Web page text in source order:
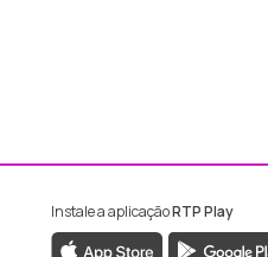
RTP Madeira
da RTP Madeira
Instale a aplicaçãoRTP Play